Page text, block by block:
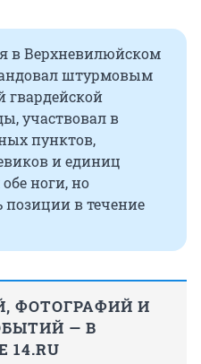
в Верхневилюйском
штурмовым
гвардейской
участвовал в
пунктов,
и единиц
ноги, но
в течение
ФОТОГРАФИЙ И
— В
14.RU